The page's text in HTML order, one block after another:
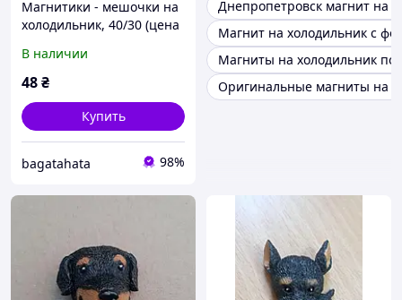
Магнитики - мешочки на
холодильник, 40/30 (цена
В наличии
48₴
Купить
bagatahata 98%
Днепропетровск магнит на
Магнит на холодильник с
Магниты на холодильник
Оригинальные магниты на